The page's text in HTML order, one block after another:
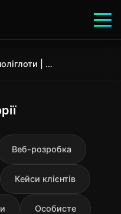
Нейромережі-поліглоти | WebCraft
Веб-розробка
Кейси клієнтів
Особисте